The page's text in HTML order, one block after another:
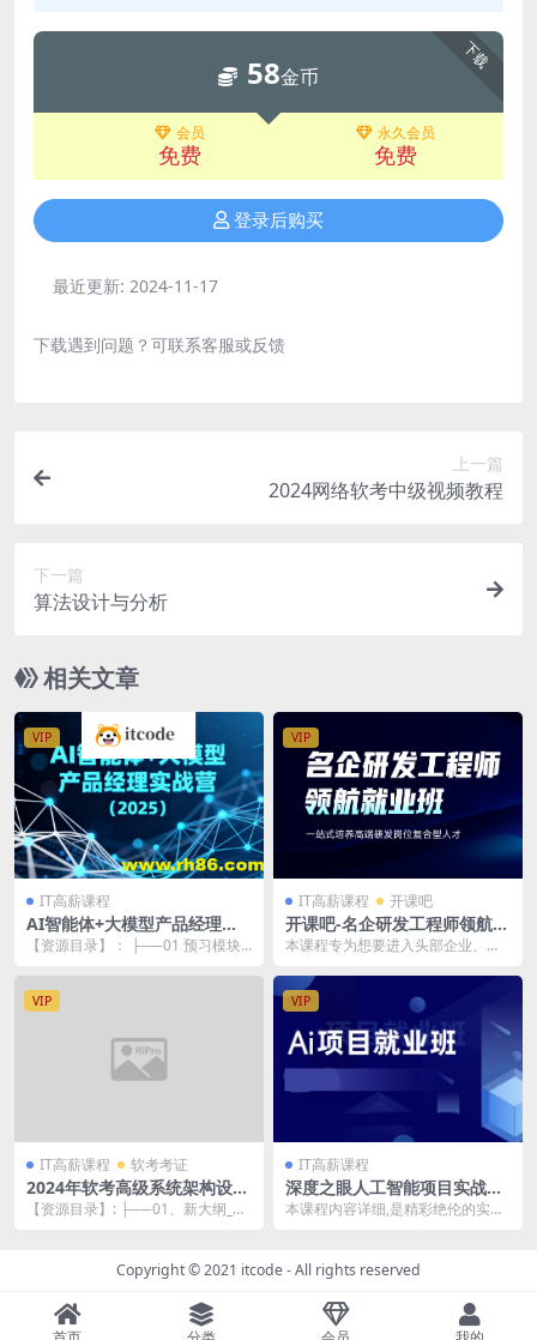
下载
58金币
会员
免费
永久会员
免费
登录后购买
最近更新: 2024-11-17
下载遇到问题？可联系客服或反馈
上一篇
2024网络软考中级视频教程
下一篇
算法设计与分析
相关文章
VIP
IT高薪课程
AI智能体+大模型产品经理实
战营（2025）
【资源目录】： ├──01 预习模块
VIP
IT高薪课程 开课吧
开课吧-名企研发工程师领航就
业班|价值22800元
本课程专为想要进入头部企业、实
造，通过语言、算法、L...
VIP
IT高薪课程 软考考证
2024年软考高级系统架构设计
师
【资源目录】: ├──01、新大纲_基
VIP
IT高薪课程
深度之眼人工智能项目实战班
| 完结
本课程内容详细,是精彩绝伦的实战
Copyright © 2021 itcode- All rights reserved